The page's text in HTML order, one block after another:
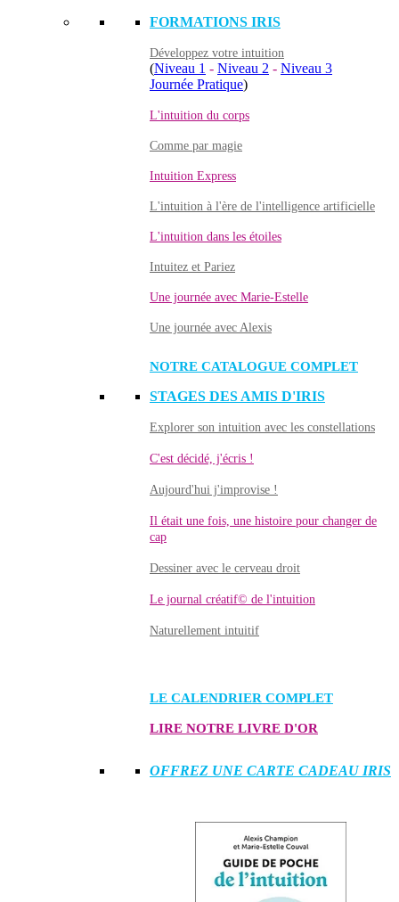
FORMATIONS IRIS
Développez votre intuition
(Niveau 1 - Niveau 2 - Niveau 3
Journée Pratique)
L'intuition du corps
Comme par magie
Intuition Express
L'intuition à l'ère de l'intelligence artificielle
L'intuition dans les étoiles
Intuitez et Pariez
Une journée avec Marie-Estelle
Une journée avec Alexis
NOTRE CATALOGUE COMPLET
STAGES DES AMIS D'IRIS
Explorer son intuition avec les constellations
C'est décidé, j'écris !
Aujourd'hui j'improvise !
Il était une fois, une histoire pour changer de
cap
Dessiner avec le cerveau droit
Le journal créatif© de l'intuition
Naturellement intuitif
LE CALENDRIER COMPLET
LIRE NOTRE LIVRE D'OR
OFFREZ UNE CARTE CADEAU IRIS